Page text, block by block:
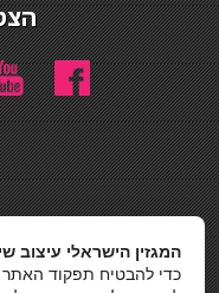
המגזין הישראלי עיצוב
כדי להבטיח תפקוד